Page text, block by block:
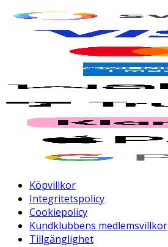
Köpvillkor
Integritetspolicy
Cookiepolicy
Kundklubbens medlemsvillkor
Tillgänglighet